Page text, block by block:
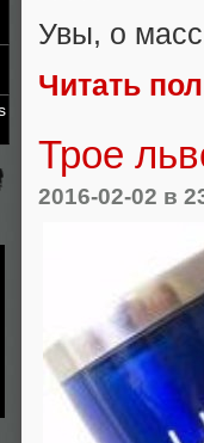
Увы, о
Читать
Трое
2016-02-02 в